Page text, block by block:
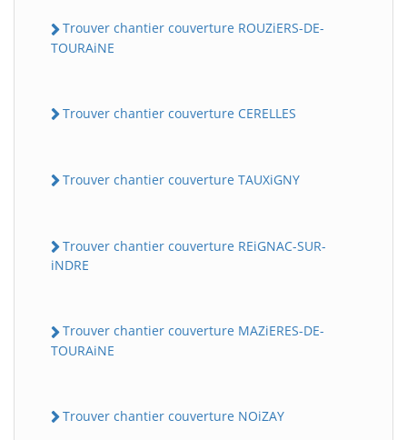
Trouver chantier couverture ROUZiERS-DE-
TOURAiNE
Trouver chantier couverture CERELLES
Trouver chantier couverture TAUXiGNY
Trouver chantier couverture REiGNAC-SUR-
iNDRE
Trouver chantier couverture MAZiERES-DE-
TOURAiNE
Trouver chantier couverture NOiZAY